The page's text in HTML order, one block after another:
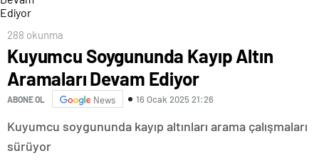
288 okunma
Kuyumcu Soygununda Kayıp Altın
Aramaları Devam Ediyor
ABONE OL News 16 Ocak 2025 21:26
Kuyumcu soygununda kayıp altınları arama çalışmaları
sürüyor